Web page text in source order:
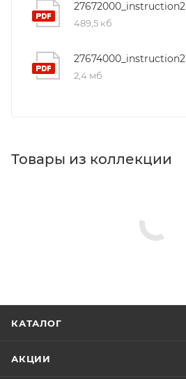
27672000_instruction2
489,5 кб
27674000_instruction2
2,4 мб
Товары из коллекции
Полки в ванную комнату
Душ, Товар, 00-01105883, 0.8
Hansgrohe